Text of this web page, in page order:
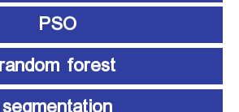
PSO
random forest